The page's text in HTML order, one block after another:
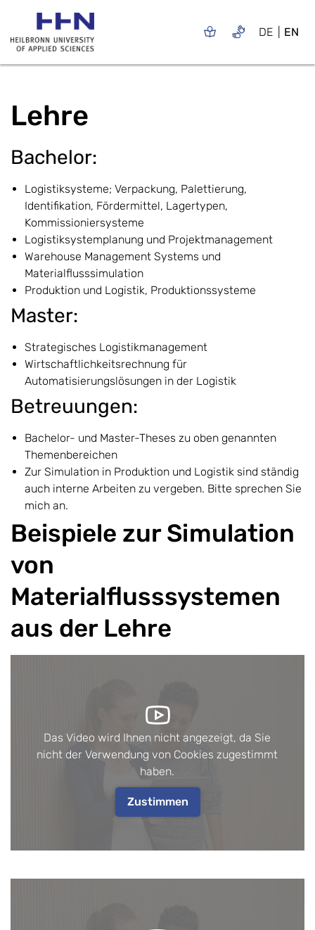
DE EN
Lehre
Bachelor:
Logistiksysteme; Verpackung, Palettierung,
Identifikation, Fördermittel, Lagertypen,
Kommissioniersysteme
Logistiksystemplanung und Projektmanagement
Warehouse Management Systems und
Materialflusssimulation
Produktion und Logistik, Produktionssysteme
Master:
Strategisches Logistikmanagement
Wirtschaftlichkeitsrechnung für
Automatisierungslösungen in der Logistik
Betreuungen:
Bachelor- und Master-Theses zu oben genannten
Themenbereichen
Zur Simulation in Produktion und Logistik sind ständig
auch interne Arbeiten zu vergeben. Bitte sprechen Sie
mich an.
Beispiele zur Simulation
von
Materialflusssystemen
aus der Lehre
Das Video wird Ihnen nicht angezeigt, da Sie
nicht der Verwendung von Cookies zugestimmt
haben.
Zustimmen